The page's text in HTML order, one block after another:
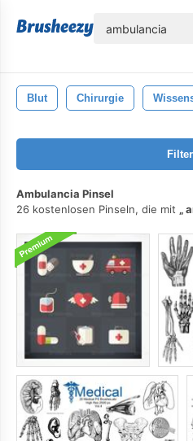
Blut Chirurgie
Ambulancia Pinsel
26 kostenlosen Pinseln, die mit